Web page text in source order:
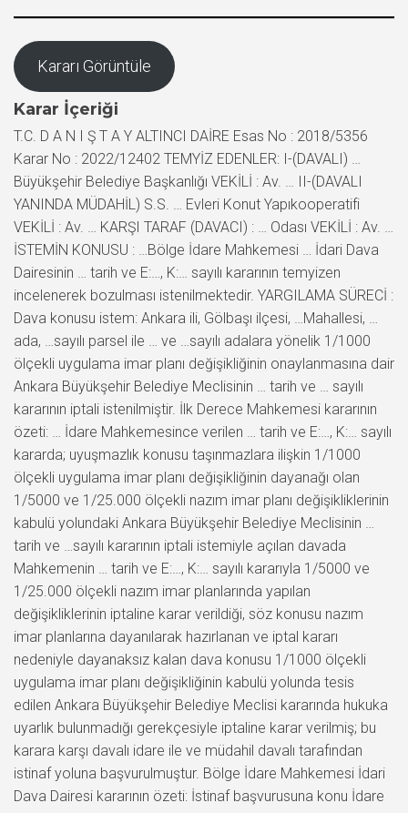
Kararı Görüntüle
Karar İçeriği
T.C. D A N I Ş T A Y ALTINCI DAİRE Esas No : 2018/5356
Karar No : 2022/12402 TEMYİZ EDENLER: I-(DAVALI) …
Büyükşehir Belediye Başkanlığı VEKİLİ : Av. … II-(DAVALI
YANINDA MÜDAHİL) S.S. … Evleri Konut Yapıkooperatifi
VEKİLİ : Av. … KARŞI TARAF (DAVACI) : … Odası VEKİLİ : Av. …
İSTEMİN KONUSU : …Bölge İdare Mahkemesi … İdari Dava
Dairesinin … tarih ve E:…, K:… sayılı kararının temyizen
incelenerek bozulması istenilmektedir. YARGILAMA SÜRECİ :
Dava konusu istem: Ankara ili, Gölbaşı ilçesi, …Mahallesi, …
ada, …sayılı parsel ile … ve …sayılı adalara yönelik 1/1000
ölçekli uygulama imar planı değişikliğinin onaylanmasına dair
Ankara Büyükşehir Belediye Meclisinin … tarih ve … sayılı
kararının iptali istenilmiştir. İlk Derece Mahkemesi kararının
özeti: … İdare Mahkemesince verilen … tarih ve E:…, K:… sayılı
kararda; uyuşmazlık konusu taşınmazlara ilişkin 1/1000
ölçekli uygulama imar planı değişikliğinin dayanağı olan
1/5000 ve 1/25.000 ölçekli nazım imar planı değişikliklerinin
kabulü yolundaki Ankara Büyükşehir Belediye Meclisinin …
tarih ve …sayılı kararının iptali istemiyle açılan davada
Mahkemenin … tarih ve E:…, K:… sayılı kararıyla 1/5000 ve
1/25.000 ölçekli nazım imar planlarında yapılan
değişikliklerinin iptaline karar verildiği, söz konusu nazım
imar planlarına dayanılarak hazırlanan ve iptal kararı
nedeniyle dayanaksız kalan dava konusu 1/1000 ölçekli
uygulama imar planı değişikliğinin kabulü yolunda tesis
edilen Ankara Büyükşehir Belediye Meclisi kararında hukuka
uyarlık bulunmadığı gerekçesiyle iptaline karar verilmiş; bu
karara karşı davalı idare ile ve müdahil davalı tarafından
istinaf yoluna başvurulmuştur. Bölge İdare Mahkemesi İdari
Dava Dairesi kararının özeti: İstinaf başvurusuna konu İdare